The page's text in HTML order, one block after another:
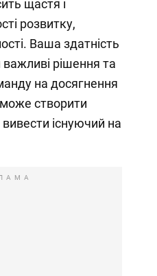
щастя і
розвитку,
Ваша здатність
рішення та
на досягнення
створити
існуючий на